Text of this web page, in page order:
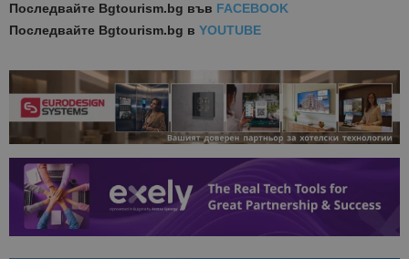
Последвайте Bgtourism.bg във FACEBOOK
Последвайте Bgtourism.bg в YOUTUBE